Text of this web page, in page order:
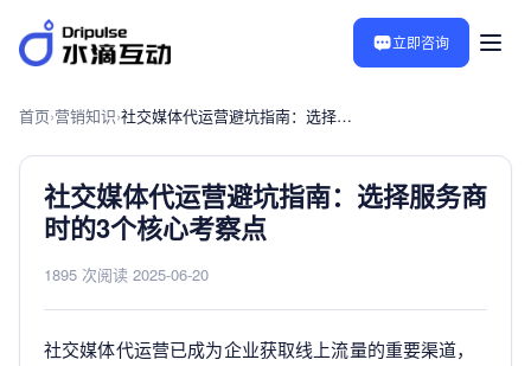
立即咨询
首页›营销知识› 社交媒体代运营避坑指南：选择服务商时的3个核心考察点
社交媒体代运营避坑指南：选择服务商
时的3个核心考察点
1895 次阅读 2025-06-20
社交媒体代运营已成为企业获取线上流量的重要渠道，